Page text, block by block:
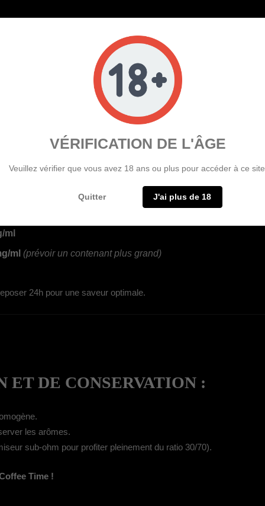
:
ml
ml (prévoir un contenant plus grand)
24h pour une saveur optimale.
DE CONSERVATION :
les arômes.
sub-ohm pour profiter pleinement du ratio 30/70).
Time !
VÉRIFICATION DE L'ÂGE
Veuillez vérifier que vous avez 18 ans ou plus pour accéder à ce site.
Quitter J'ai plus de 18